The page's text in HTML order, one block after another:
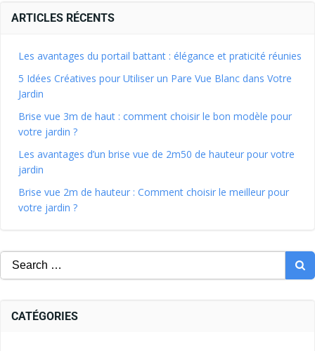
ARTICLES RÉCENTS
Les avantages du portail battant : élégance et praticité réunies
5 Idées Créatives pour Utiliser un Pare Vue Blanc dans Votre
Jardin
Brise vue 3m de haut : comment choisir le bon modèle pour
votre jardin ?
Les avantages d’un brise vue de 2m50 de hauteur pour votre
jardin
Brise vue 2m de hauteur : Comment choisir le meilleur pour
votre jardin ?
CATÉGORIES